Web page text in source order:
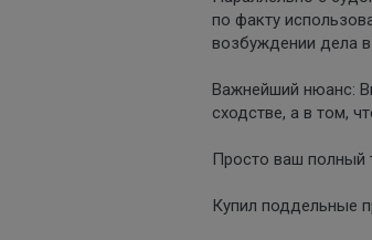
по факту
возбуждении дела в
Важнейший нюанс:
сходстве, а в том,
Просто ваш полный
Купил поддельные